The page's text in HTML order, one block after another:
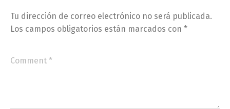
Tu dirección de correo electrónico no será publicada.
Los campos obligatorios están marcados con *